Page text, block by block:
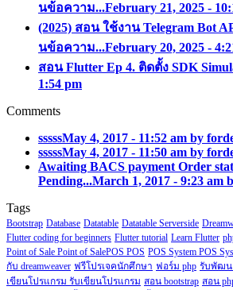
นข้อความ...February 21, 2025 -
(2025) สอน ใช้งาน Telegram Bot
นข้อความ...February 20, 2025 -
สอน Flutter Ep 4. ติดตั้ง SDK
1:54 pm
Comments
sssssMay 4, 2017 - 11:52 am by
sssssMay 4, 2017 - 11:50 am by
Awaiting BACS payment Order
Pending...March 1, 2017 - 9:23 am
Tags
Bootstrap Database Datatable Datatable Serverside
Flutter coding for beginners Flutter tutorial Learn Flutter
Point of Sale Point of SalePOS POS POS System POS
กับ dreamweaver ฟรีโปรเจคนักศึกษา ฟอร์ม php รับพัฒน
เขียนโปรแกรม รับเขียนโปรแกรม สอน bootstrap สอน